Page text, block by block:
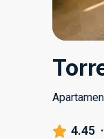
4.45 ·